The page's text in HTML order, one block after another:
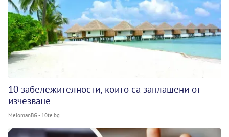
10 забележителности, които са заплашени от
изчезване
MelomanBG - 10te.bg